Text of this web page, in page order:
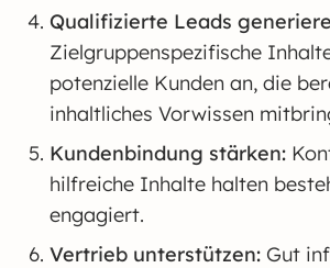
Qualifizierte Leads
Zielgruppenspezifische
potenzielle Kunden an, die
inhaltliches Vorwissen
Kundenbindung stärken:
hilfreiche Inhalte halten
engagiert.
Vertrieb unterstützen: Gut